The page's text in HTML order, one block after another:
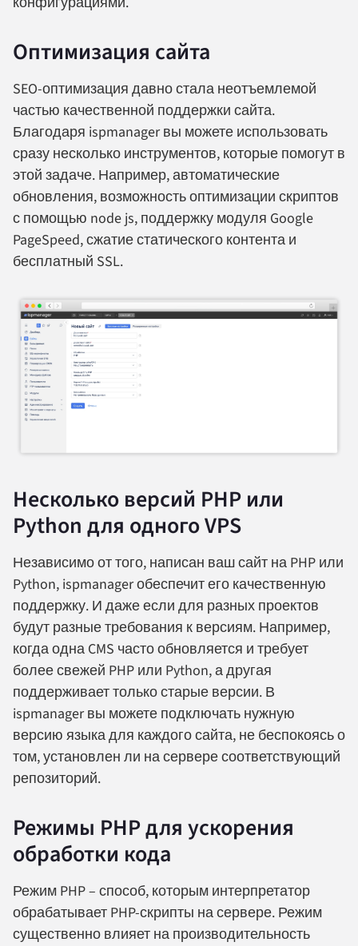
Оптимизация сайта
SEO-оптимизация давно стала неотъемлемой
частью качественной поддержки сайта.
Благодаря ispmanager вы можете использовать
сразу несколько инструментов, которые помогут в
этой задаче. Например, автоматические
обновления, возможность оптимизации скриптов
с помощью node js, поддержку модуля Google
PageSpeed, сжатие статического контента и
бесплатный SSL.
Несколько версий PHP или
Python для одного VPS
Независимо от того, написан ваш сайт на PHP или
Python, ispmanager обеспечит его качественную
поддержку. И даже если для разных проектов
будут разные требования к версиям. Например,
когда одна CMS часто обновляется и требует
более свежей PHP или Python, а другая
поддерживает только старые версии. В
ispmanager вы можете подключать нужную
версию языка для каждого сайта, не беспокоясь о
том, установлен ли на сервере соответствующий
репозиторий.
Режимы PHP для ускорения
обработки кода
Режим PHP – способ, которым интерпретатор
обрабатывает PHP-скрипты на сервере. Режим
существенно влияет на производительность